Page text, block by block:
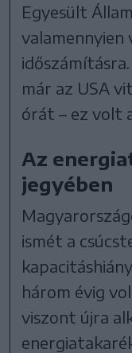
Egyesült
valamennyien
már az USA
órát – ez volt
Az
jegyében
ismét a
három évig
viszont újra